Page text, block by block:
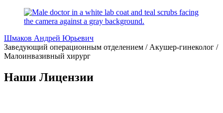
Шмаков Андрей Юрьевич
Заведующий операционным отделением / Акушер-гинеколог /
Малоинвазивный хирург
Наши Лицензии